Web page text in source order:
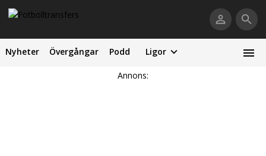
Nyheter Övergångar Podd Ligor
Annons: